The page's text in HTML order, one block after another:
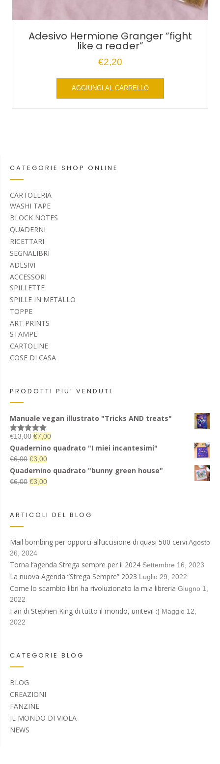
Adesivo Hermione Granger “fight
like a reader”
€2,20
AGGIUNGI AL CARRELLO
CATEGORIE SHOP ONLINE
CARTOLERIA
WASHI TAPE
BLOCK NOTES
QUADERNI
RICETTARI
SEGNALIBRI
ADESIVI
ACCESSORI
SPILLETTE
SPILLE IN METALLO
TOPPE
ART PRINTS
STAMPE
CARTOLINE
COSE DI CASA
PRODOTTI PIU’ VENDUTI
Manuale vegan illustrato "Tricks AND treats"
Valutato
5.00
su 5
€13,00 Il
prezzo
originale
era:
€13,00.
€7,00Il
prezzo
è:
Quadernino quadrato "I miei incantesimi"
€6,00 Il
prezzo
originale
€3,00Il
prezzo
attuale
Quadernino quadrato "bunny green house"
€6,00 Il
era:
€3,00Il
è:
ARTICOLI DEL BLOG
Mail bombing per opporci all’uccisione di quasi 500 cervi Agosto
26, 2024
Torna l’agenda Strega sempre per il 2024 Settembre 16, 2023
La nuova Agenda “Strega Sempre” 2023 Luglio 29, 2022
Come lo scambio libri ha rivoluzionato la mia libreria Giugno 1,
2022
Fan di Stephen King di tutto il mondo, unitevi! :) Maggio 12,
2022
CATEGORIE BLOG
BLOG
CREAZIONI
FANZINE
IL MONDO DI VIOLA
NEWS